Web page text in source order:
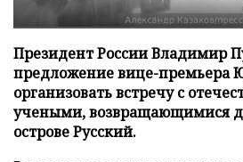
Президент России Владимир
предложение вице-премьера
организовать встречу с
учеными, возвращающимися
острове Русский.